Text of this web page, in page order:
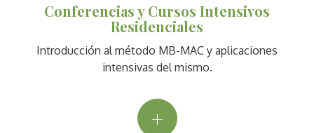
Conferencias y Cursos Intensivos
Residenciales
Introducción al método MB-MAC y aplicaciones
intensivas del mismo.
+